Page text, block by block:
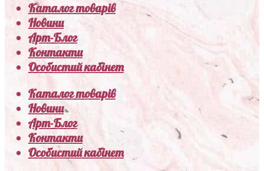
Каталог товарів
Новини
Арт-Блог
Контакти
Особистий кабінет
Каталог товарів
Новини
Арт-Блог
Контакти
Особистий кабінет